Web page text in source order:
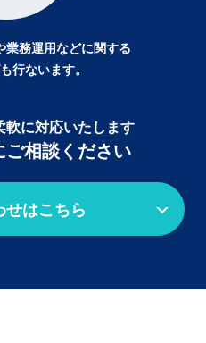
業務運用などに関する
行ないます。
軟に対応いたします
ご相談ください
せはこちら